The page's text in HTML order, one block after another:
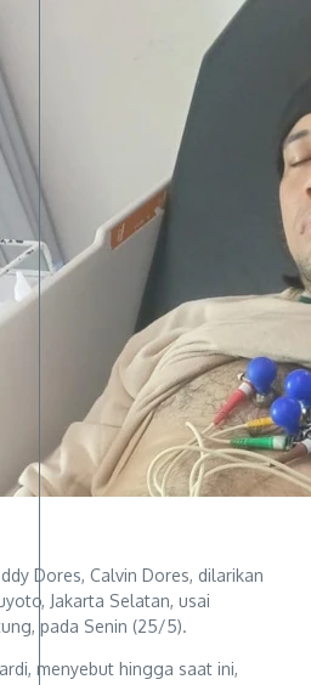
Dores, Calvin Dores, dilarikan
Jakarta Selatan, usai
pada Senin (25/5).
menyebut hingga saat ini,